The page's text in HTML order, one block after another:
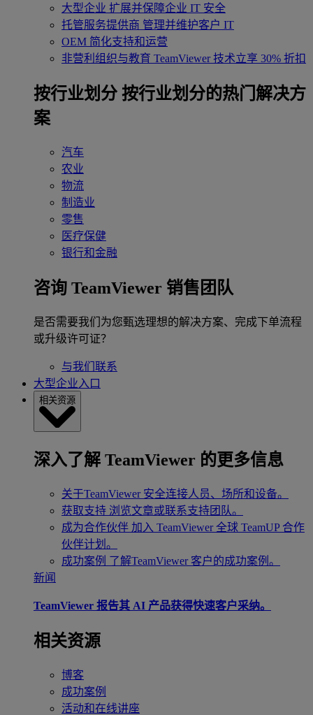
大型企业 扩展并保障企业 IT 安全
托管服务提供商 管理并维护客户 IT
OEM 简化支持和运营
非营利组织与教育 TeamViewer 技术立享 30% 折扣
‌按行业划分 按行业划分的热门解决方
案
汽车
农业
物流
制造业
零售
医疗保健
银行和金融
咨询 TeamViewer 销售团队
是否需要我们为您甄选理想的解决方案、完成下单流程
或升级许可证？
与我们联系
大型企业入口
相关资源
深入了解 TeamViewer 的更多信息
关于TeamViewer 安全连接人员、场所和设备。
获取支持 浏览文章或联系支持团队。
成为合作伙伴 加入 TeamViewer 全球 TeamUP 合作
伙伴计划。
成功案例 了解TeamViewer 客户的成功案例。
新闻
TeamViewer 报告其 AI 产品获得快速客户采纳。
相关资源
博客
成功案例
活动和在线讲座